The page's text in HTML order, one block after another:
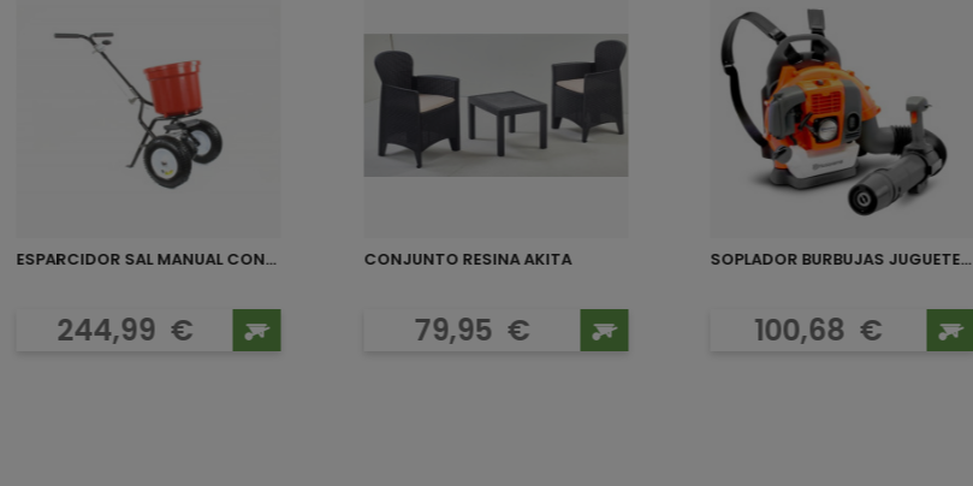
ESPARCIDOR SAL MANUAL CON...
Precio
244,99 €
CONJUNTO RESINA AKITA
Precio
79,95 €
SOPLADOR BURBUJAS JUGUETE...
Precio
100,68 €